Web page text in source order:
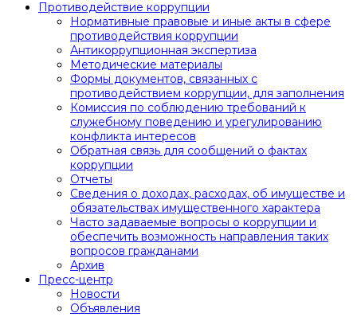
Противодействие коррупции
Нормативные правовые и иные акты в сфере
противодействия коррупции
Антикоррупционная экспертиза
Методические материалы
Формы документов, связанных с
противодействием коррупции, для заполнения
Комиссия по соблюдению требований к
служебному поведению и урегулированию
конфликта интересов
Обратная связь для сообщений о фактах
коррупции
Отчеты
Сведения о доходах, расходах, об имуществе и
обязательствах имущественного характера
Часто задаваемые вопросы о коррупции и
обеспечить возможность направления таких
вопросов гражданами
Архив
Пресс-центр
Новости
Объявления